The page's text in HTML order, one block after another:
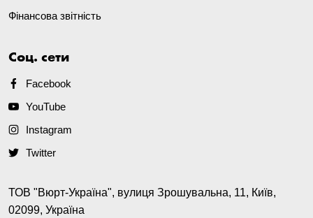
Фінансова звітність
Соц. сети
Facebook
YouTube
Instagram
Twitter
ТОВ "Вюрт-Україна", вулиця Зрошувальна, 11, Київ,
02099, Україна